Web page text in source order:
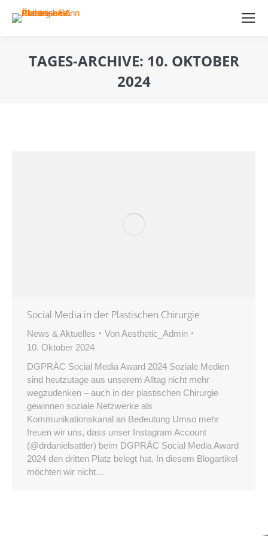
TAGES-ARCHIVE: 10. OKTOBER
2024
Social Media in der Plastischen Chirurgie
News & Aktuelles VonAesthetic_Admin
10. Oktober 2024
DGPRÄC Social Media Award 2024 Soziale Medien
sind heutzutage aus unserem Alltag nicht mehr
wegzudenken – auch in der plastischen Chirurgie
gewinnen soziale Netzwerke als
Kommunikationskanal an Bedeutung Umso mehr
freuen wir uns, dass unser Instagram Account
(@drdanielsattler) beim DGPRÄC Social Media Award
2024 den dritten Platz belegt hat. In diesem Blogartikel
möchten wir nicht…